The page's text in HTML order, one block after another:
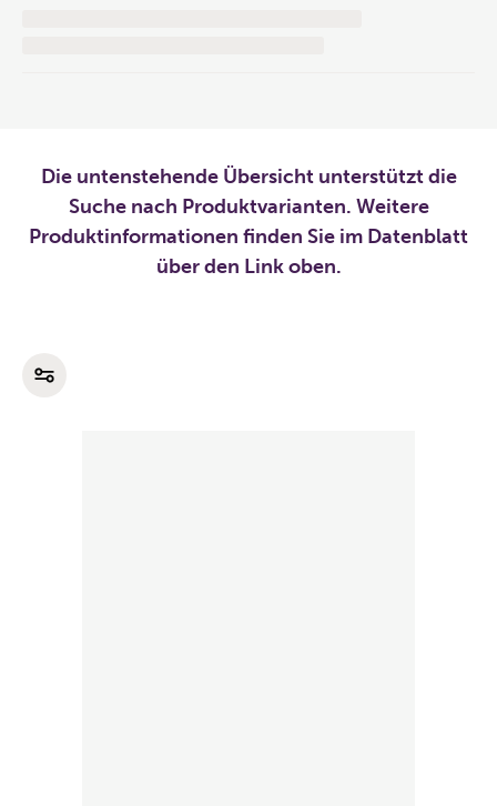
Die untenstehende Übersicht unterstützt die
Suche nach Produktvarianten. Weitere
Produktinformationen finden Sie im Datenblatt
über den Link oben.